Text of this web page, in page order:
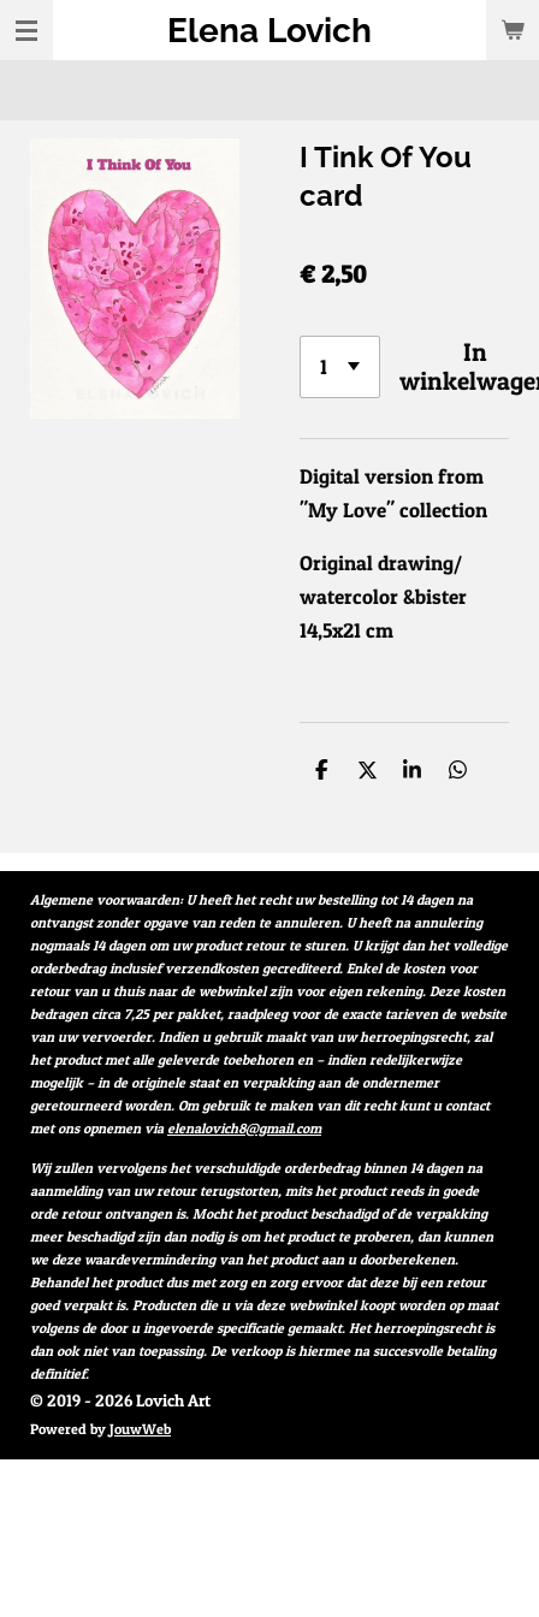
Ga
direct
hoofdinhoud
Elena Lovich
I Tink Of You
card
€ 2,50
In
Digital version from
"My Love" collection
Original drawing/
watercolor &bister
14,5x21 cm
D
D
S
D
Algemene voorwaarden: U heeft het recht uw bestelling tot 14 dagen na
ontvangst zonder opgave van reden te annuleren. U heeft na annulering
nogmaals 14 dagen om uw product retour te sturen. U krijgt dan het volledige
orderbedrag inclusief verzendkosten gecrediteerd. Enkel de kosten voor
retour van u thuis naar de webwinkel zijn voor eigen rekening. Deze kosten
bedragen circa 7,25 per pakket, raadpleeg voor de exacte tarieven de website
van uw vervoerder. Indien u gebruik maakt van uw herroepingsrecht, zal
het product met alle geleverde toebehoren en – indien redelijkerwijze
mogelijk – in de originele staat en verpakking aan de ondernemer
geretourneerd worden. Om gebruik te maken van dit recht kunt u contact
met ons opnemen via elenalovich8@gmail.com
Wij zullen vervolgens het verschuldigde orderbedrag binnen 14 dagen na
aanmelding van uw retour terugstorten, mits het product reeds in goede
orde retour ontvangen is. Mocht het product beschadigd of de verpakking
meer beschadigd zijn dan nodig is om het product te proberen, dan kunnen
we deze waardevermindering van het product aan u doorberekenen.
Behandel het product dus met zorg en zorg ervoor dat deze bij een retour
goed verpakt is. Producten die u via deze webwinkel koopt worden op maat
volgens de door u ingevoerde specificatie gemaakt. Het herroepingsrecht is
dan ook niet van toepassing. De verkoop is hiermee na succesvolle betaling
definitief.
© 2019 - 2026 Lovich Art
Powered by JouwWeb